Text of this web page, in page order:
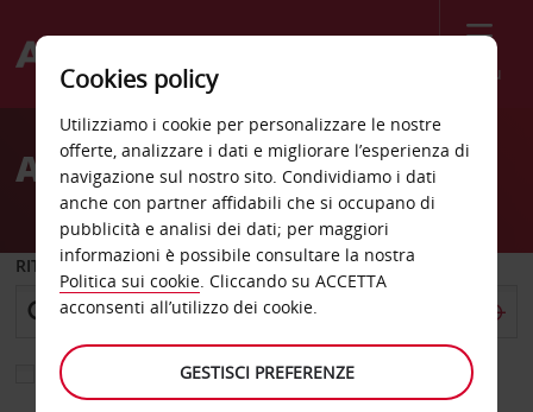
Menù
Welcome
AvisAutonoleggio Ierapetra
RITIRO DA
Scegli una località di riconsegna diversa
Cookies policy
Utilizziamo i cookie per personalizzare le nostre
offerte, analizzare i dati e migliorare l’esperienza di
navigazione sul nostro sito. Condividiamo i dati
anche con partner affidabili che si occupano di
pubblicità e analisi dei dati; per maggiori
informazioni è possibile consultare la nostra
Politica sui cookie. Cliccando su ACCETTA
acconsenti all’utilizzo dei cookie.
GESTISCI PREFERENZE